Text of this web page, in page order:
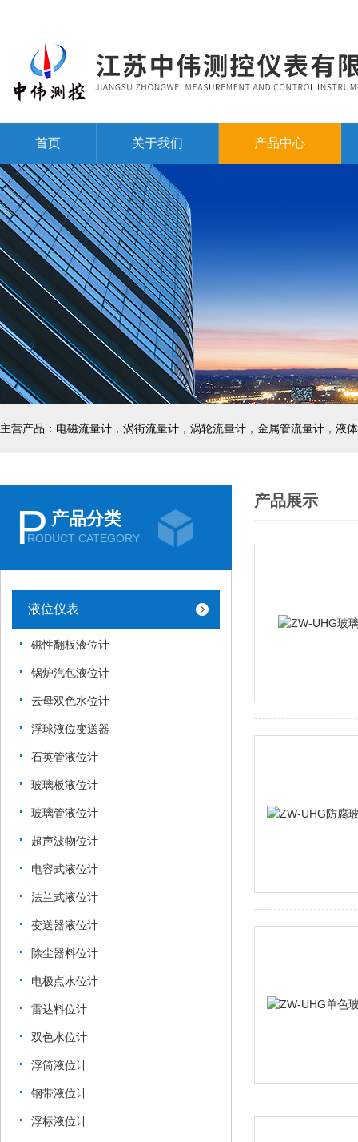
首页 关于我们 产品中心
主营产品：电磁流量计，涡街流量计，涡轮流量计，金属管流量计，液
P 产品分类
RODUCT CATEGORY
液位仪表
磁性翻板液位计
锅炉汽包液位计
云母双色水位计
浮球液位变送器
石英管液位计
玻璃板液位计
玻璃管液位计
超声波物位计
电容式液位计
法兰式液位计
变送器液位计
除尘器料位计
电极点水位计
雷达料位计
双色水位计
浮筒液位计
钢带液位计
浮标液位计
产品展示